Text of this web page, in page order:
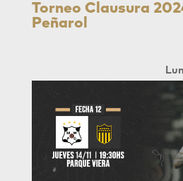
Torneo Clausura
Peñarol